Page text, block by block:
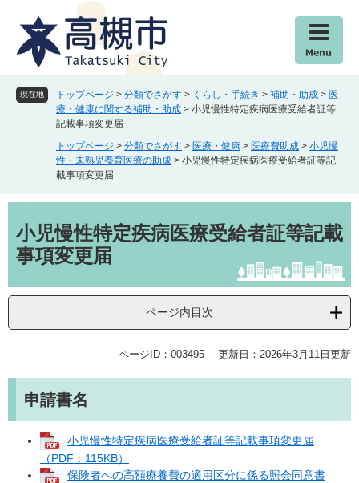
現在地 トップページ > 分類でさがす > くらし・手続き > 補助・助成 > 医
療・健康に関する補助・助成 > 小児慢性特定疾病医療受給者証等
記載事項変更届
トップページ > 分類でさがす > 医療・健康 > 医療費助成 > 小児慢
性・未熟児養育医療の助成 > 小児慢性特定疾病医療受給者証等記
載事項変更届
小児慢性特定疾病医療受給者証等記載
事項変更届
ページ内目次
ページID：003495 更新日：2026年3月11日更新
申請書名
小児慢性特定疾病医療受給者証等記載事項変更届
（PDF：115KB）
保険者への高額療養費の適用区分に係る照会同意書